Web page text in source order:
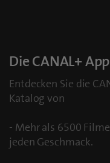
Die CANAL+ App
Entdecken Sie die
Katalog von
- Mehr als 6500
jeden Geschmack.